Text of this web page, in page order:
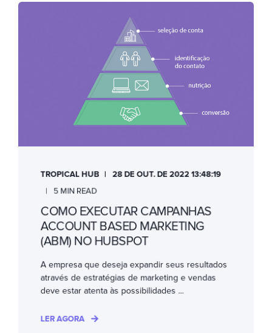
TROPICAL HUB 28 DE OUT. DE 2022 13:48:19
5 MIN READ
COMO EXECUTAR CAMPANHAS
ACCOUNT BASED MARKETING
(ABM) NO HUBSPOT
A empresa que deseja expandir seus resultados
através de estratégias de marketing e vendas
deve estar atenta às possibilidades ...
LER AGORA